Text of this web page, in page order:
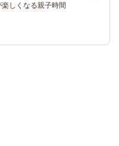
楽しくなる親子時間